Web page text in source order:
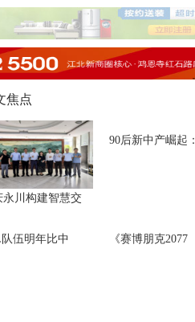
焦点
永川构建智慧交
90后新中产崛起：
伍明年比中 《赛博朋克2077